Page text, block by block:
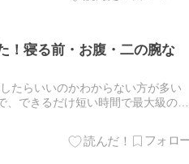
！寝る前・お腹・二の腕な
たらいいのかわからない方が多い
できるだけ短い時間で最大級の効